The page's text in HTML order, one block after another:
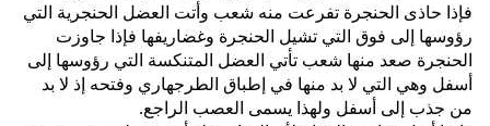
فإذا حاذى الحنجرة تفرعت منه شعب وأتت العضل الحنجرية التي
رؤوسها إلى فوق التي تشيل الحنجرة وغضاريفها فإذا جاوزت
الحنجرة صعد منها شعب تأتي العضل المتنكسة التي رؤوسها إلى
أسفل وهي التي لا بد منها في إطباق الطرجهاري وفتحه إذ لا بد
من جذب إلى أسفل ولهذا يسمى العصب الراجع‏.‏